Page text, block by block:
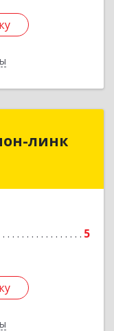
линк
5
линк